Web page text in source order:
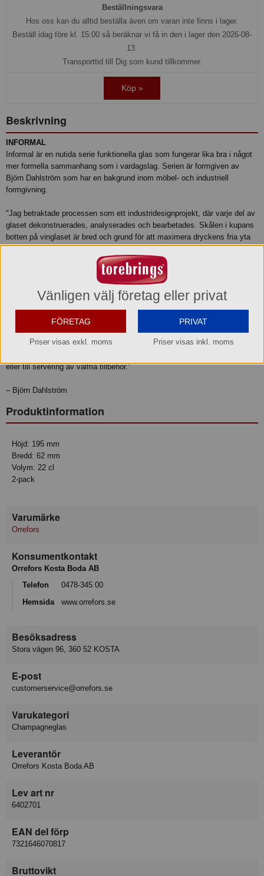
Beställningsvara
Hos oss kan du alltid beställa även om varan inte finns i lager.
Beställ idag före kl. 15:00 så beräknar vi få in den i lager den 2026-08-
13.
Transporttid till Dig som kund tillkommer.
Köp »
Beskrivning
INFORMAL
Informal är en nutida serie funktionella glas som fungerar lika bra i något
mer formella sammanhang som i vardagslag. Serien är formgiven av
Björn Dahlström som har en bakgrund inom möbel- och industriell
formgivning.
"Jag betraktade processen som ett industridesignprojekt, där varje del av
glaset dekonstruerades, analyserades och bearbetades. Skålen i kupans
botten på vinglaset är bred och grund för att maximera dryckens fria yta
och därmed också doftupplevelsen. Den relativt öppna kupan är fin som
en designmässig detalj men passar också känslomässigt bättre till
Champagneglaset bryter seriens kvadratiska formfaktor och särskiljer sig
genom sin flöjtform. Det korta benet harmoniserar fint med de andra
delarna i serien och medför att man automatiskt håller i kupan när man
lyfter glaset, vilket är bra för balansen, kanske framför allt i
mingelsituationer. Karaffen får en egen karaktär med sitt färgade glas och
eller till servering av valfria tillbehör."
– Björn Dahlström
Produktinformation
Höjd: 195 mm
Bredd: 62 mm
Volym: 22 cl
2-pack
Varumärke
Orrefors
Konsumentkontakt
Orrefors Kosta Boda AB
Telefon
0478-345 00
Hemsida
www.orrefors.se
Besöksadress
Stora vägen 96, 360 52 KOSTA
E-post
customerservice@orrefors.se
Varukategori
Champagneglas
Leverantör
Orrefors Kosta Boda AB
Lev art nr
6402701
EAN del förp
7321646070817
Bruttovikt
Vänligen välj företag eller privat
FÖRETAG
Priser visas exkl. moms
PRIVAT
Priser visas inkl. moms